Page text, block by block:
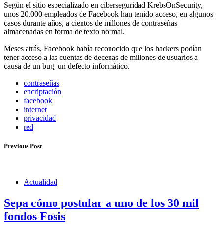
Según el sitio especializado en ciberseguridad KrebsOnSecurity,
unos 20.000 empleados de Facebook han tenido acceso, en algunos
casos durante años, a cientos de millones de contraseñas
almacenadas en forma de texto normal.
Meses atrás, Facebook había reconocido que los hackers podían
tener acceso a las cuentas de decenas de millones de usuarios a
causa de un bug, un defecto informático.
contraseñas
encriptación
facebook
internet
privacidad
red
Previous Post
Actualidad
Sepa cómo postular a uno de los 30 mil
fondos Fosis